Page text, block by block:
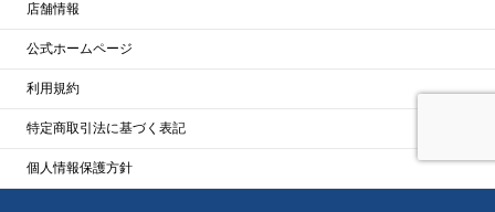
店舗情報
公式ホームページ
利用規約
特定商取引法に基づく表記
個人情報保護方針